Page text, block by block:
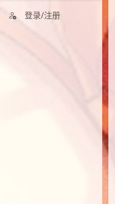
登录/注册